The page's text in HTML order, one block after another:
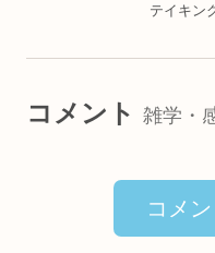
テイキン
コメント 雑学・
コメ